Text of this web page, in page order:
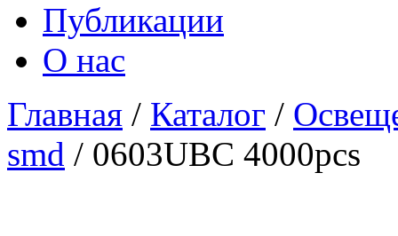
Публикации
О нас
Главная / Каталог /
smd / 0603UBC 4000pcs